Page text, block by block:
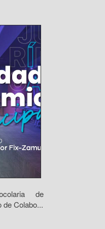
de
de Colabo...